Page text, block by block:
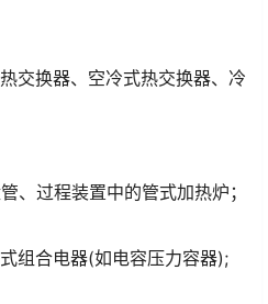
交换器、空冷式热交换器、冷
、过程装置中的管式加热炉；
组合电器(如电容压力容器);